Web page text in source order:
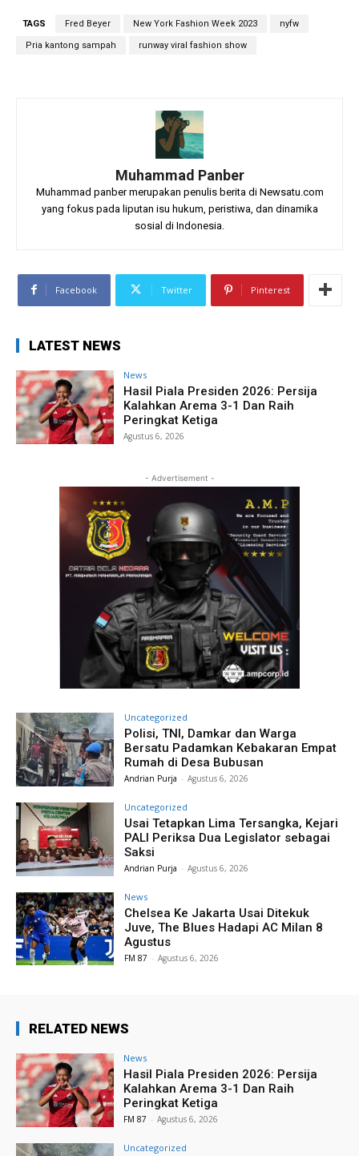
TAGS Fred Beyer New York Fashion Week 2023 nyfw
Pria kantong sampah runway viral fashion show
Muhammad Panber
Muhammad panber merupakan penulis berita di Newsatu.com
yang fokus pada liputan isu hukum, peristiwa, dan dinamika
sosial di Indonesia.
Facebook Twitter Pinterest
LATEST NEWS
News
Hasil Piala Presiden 2026: Persija
Kalahkan Arema 3-1 Dan Raih
Peringkat Ketiga
Agustus 6, 2026
- Advertisement -
Uncategorized
Polisi, TNI, Damkar dan Warga
Bersatu Padamkan Kebakaran Empat
Rumah di Desa Bubusan
Andrian Purja - Agustus 6, 2026
Uncategorized
Usai Tetapkan Lima Tersangka, Kejari
PALI Periksa Dua Legislator sebagai
Saksi
Andrian Purja - Agustus 6, 2026
News
Chelsea Ke Jakarta Usai Ditekuk
Juve, The Blues Hadapi AC Milan 8
Agustus
FM 87 - Agustus 6, 2026
RELATED NEWS
News
Hasil Piala Presiden 2026: Persija
Kalahkan Arema 3-1 Dan Raih
Peringkat Ketiga
FM 87 - Agustus 6, 2026
Uncategorized